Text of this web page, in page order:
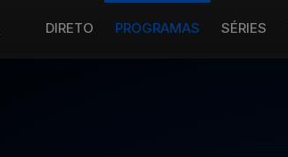
DIRETO PROGRAMAS SÉRIES